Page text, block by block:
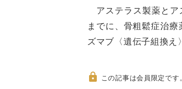
アステラス製薬とア
までに、骨粗鬆症治
ズマブ〈遺伝子組換
この記事は会員限定です